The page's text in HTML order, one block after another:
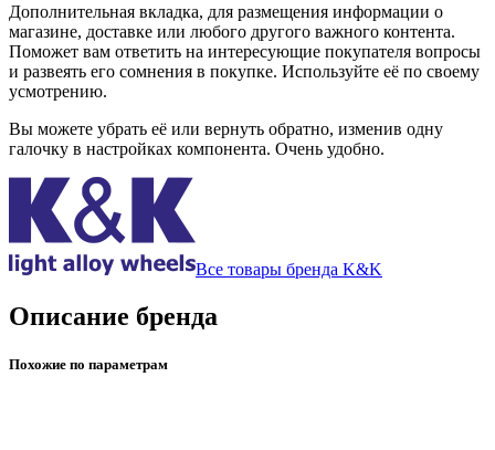
Дополнительная вкладка, для размещения информации о
магазине, доставке или любого другого важного контента.
Поможет вам ответить на интересующие покупателя вопросы
и развеять его сомнения в покупке. Используйте её по своему
усмотрению.
Вы можете убрать её или вернуть обратно, изменив одну
галочку в настройках компонента. Очень удобно.
Все товары бренда K&K
Описание бренда
Похожие по параметрам